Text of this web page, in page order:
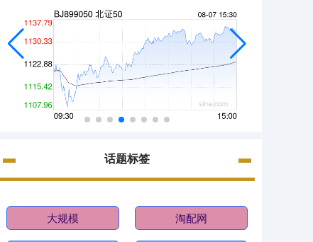
话题标签
大规模 淘配网